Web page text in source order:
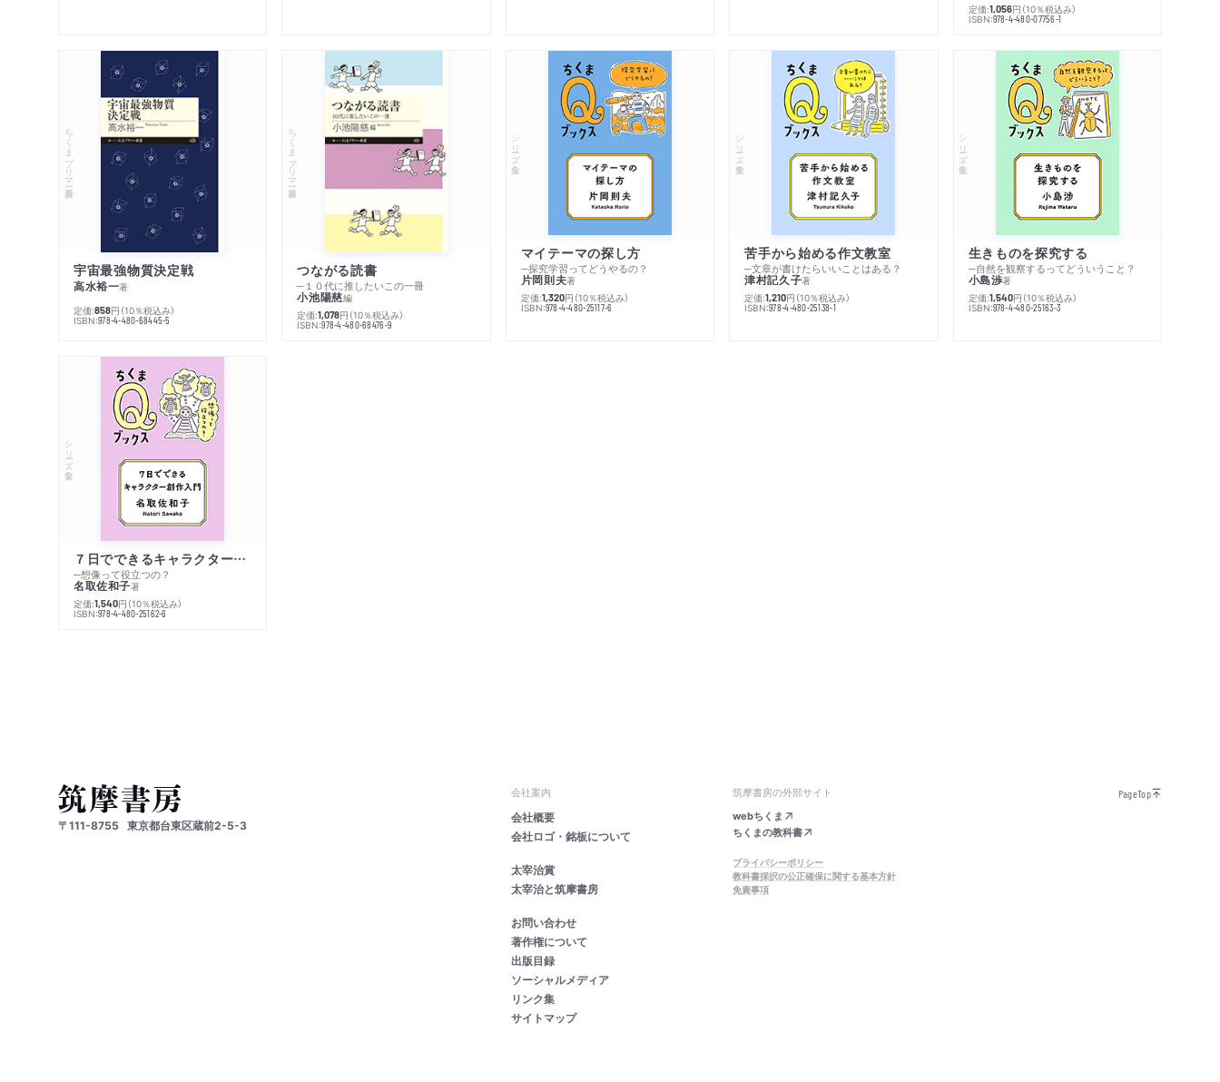
定価:1,056円 （10％税込み）
ISBN:978-4-480-07756-1
ちくまプリマー新書
宇宙最強物質決定戦
高水裕一著
定価:858円 （10％税込み）
ISBN:978-4-480-68445-5
ちくまプリマー新書
つながる読書
─１０代に推したいこの一冊
小池陽慈編
定価:1,078円 （10％税込み）
ISBN:978-4-480-68476-9
シリーズ・全集
マイテーマの探し方
─探究学習ってどうやるの？
片岡則夫著
定価:1,320円 （10％税込み）
ISBN:978-4-480-25117-6
シリーズ・全集
苦手から始める作文教室
─文章が書けたらいいことはある？
津村記久子著
定価:1,210円 （10％税込み）
ISBN:978-4-480-25138-1
シリーズ・全集
生きものを探究する
─自然を観察するってどういうこと？
小島渉著
定価:1,540円 （10％税込み）
ISBN:978-4-480-25163-3
シリーズ・全集
７日でできるキャラクター創作入門
─想像って役立つの？
名取佐和子著
定価:1,540円 （10％税込み）
ISBN:978-4-480-25162-6
〒111-8755 東京都台東区蔵前2-5-3
会社案内
会社概要
会社ロゴ・銘板について
太宰治賞
太宰治と筑摩書房
お問い合わせ
著作権について
出版目録
ソーシャルメディア
リンク集
サイトマップ
筑摩書房の外部サイト
webちくま
ちくまの教科書
プライバシーポリシー
教科書採択の公正確保に関する基本方針
免責事項
PageTop